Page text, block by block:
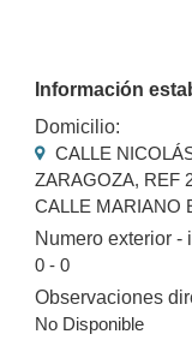
Información
Domicilio:
CALLE
ZARAGOZA, REF
CALLE MARIANO
Numero exterior -
0 - 0
Observaciones
No Disponible